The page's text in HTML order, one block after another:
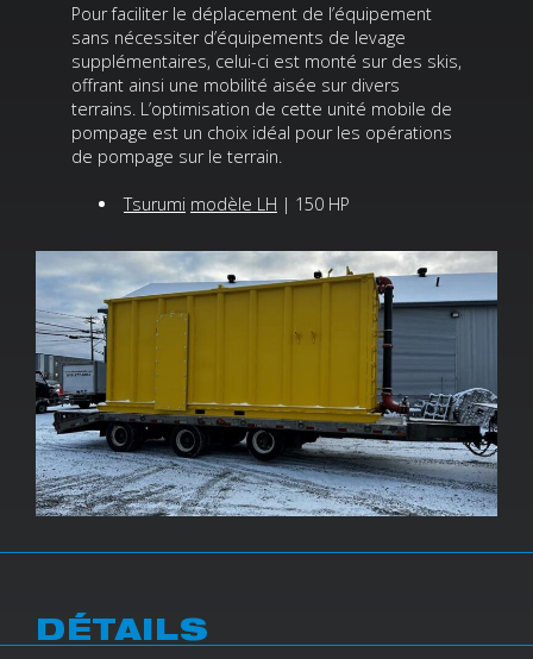
Pour faciliter le déplacement de l’équipement
sans nécessiter d’équipements de levage
supplémentaires, celui-ci est monté sur des skis,
offrant ainsi une mobilité aisée sur divers
terrains. L’optimisation de cette unité mobile de
pompage est un choix idéal pour les opérations
de pompage sur le terrain.
Tsurumi modèle LH | 150 HP
DÉTAILS